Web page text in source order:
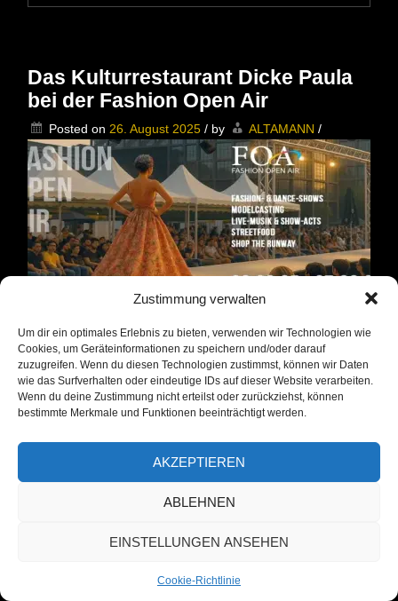
Zustimmung verwalten
Um dir ein optimales Erlebnis zu bieten, verwenden wir Technologien wie
Cookies, um Geräteinformationen zu speichern und/oder darauf
zuzugreifen. Wenn du diesen Technologien zustimmst, können wir Daten
wie das Surfverhalten oder eindeutige IDs auf dieser Website verarbeiten.
Wenn du deine Zustimmung nicht erteilst oder zurückziehst, können
bestimmte Merkmale und Funktionen beeinträchtigt werden.
AKZEPTIEREN
ABLEHNEN
EINSTELLUNGEN ANSEHEN
Cookie-Richtlinie
Schirmer
mit
ihrem
Halb
&
Halb
im
Berliner
Kulturrestaurant
Dicke
Paula
Das Kulturrestaurant Dicke Paula
bei der Fashion Open Air
Posted on 26. August 2025 / by ALTAMANN /
Das Kulturrestaurant Dicke Paula bei
der Fashion Open Air
Das Kulturrestaurant Dicke Paula bei
„Außeneinsatz“!
gute Seele des Kulturrestaurant Gina,
dort gefunden werden. Vielleicht ist ja